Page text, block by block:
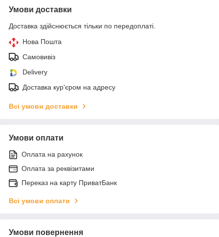
Умови доставки
Доставка здійснюється тільки по передоплаті.
Нова Пошта
Самовивіз
Delivery
Доставка кур'єром на адресу
Всі умови доставки
Умови оплати
Оплата на рахунок
Оплата за реквізитами
Переказ на карту ПриватБанк
Всі умови оплати
Умови повернення